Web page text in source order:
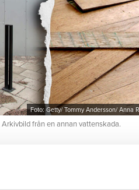
Foto: Getty/ Tommy Andersson/ Anna
från en annan vattenskada.
med autism vaknar och